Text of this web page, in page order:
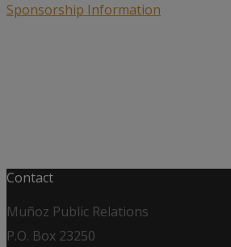
Sponsorship Information
Contact
Muñoz Public Relations
P.O. Box 23250